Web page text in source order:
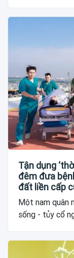
Tận dụng
đêm đưa
đất liền cấp
Một nam quân
sống - tủy cổ